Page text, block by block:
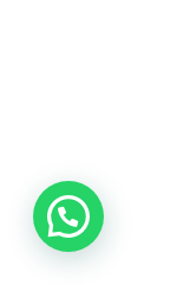
ao
Qual